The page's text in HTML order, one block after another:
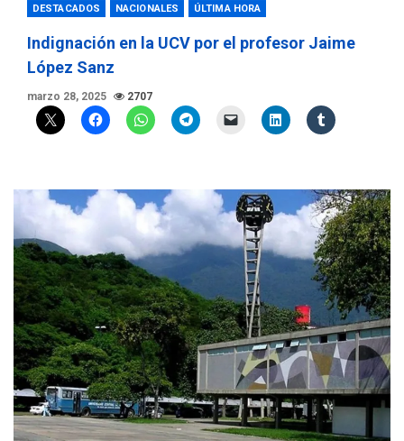
DESTACADOS NACIONALES ÚLTIMA HORA
Indignación en la UCV por el profesor Jaime
López Sanz
marzo 28, 2025 2707